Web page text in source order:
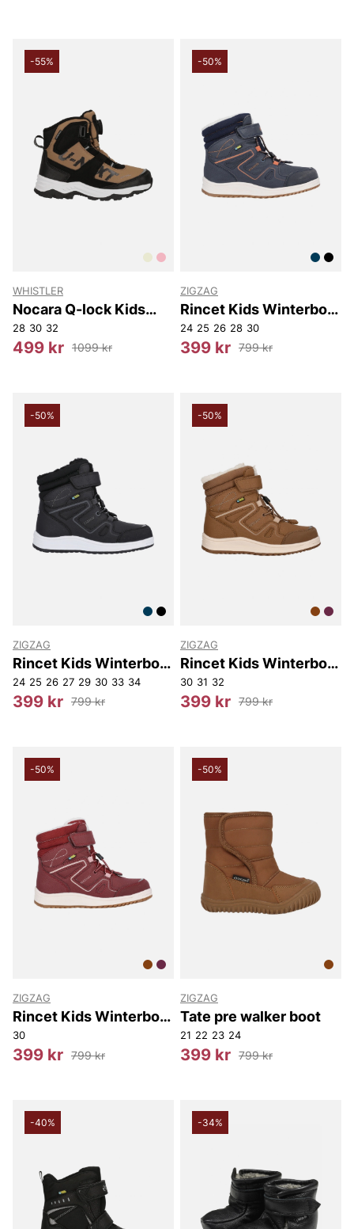
-55%
WHISTLER
Nocara Q-lock Kids
Boot WP
28 30 32
499 kr 1099 kr
-50%
ZIGZAG
Rincet Kids Winterboot
WP
24 25 26 28 30
399 kr 799 kr
-50%
ZIGZAG
Rincet Kids Winterboot
WP
24 25 26 27 29 30 33 34
399 kr 799 kr
-50%
ZIGZAG
Rincet Kids Winterboot
WP.
30 31 32
399 kr 799 kr
-50%
ZIGZAG
Rincet Kids Winterboot
WP.
30
399 kr 799 kr
-50%
ZIGZAG
Tate pre walker boot
21 22 23 24
399 kr 799 kr
-40% -34%